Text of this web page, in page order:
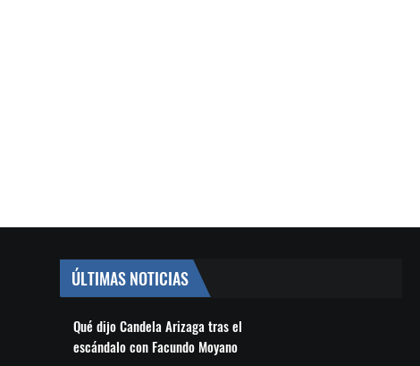
ÚLTIMAS NOTICIAS
Qué dijo Candela Arizaga tras el
escándalo con Facundo Moyano